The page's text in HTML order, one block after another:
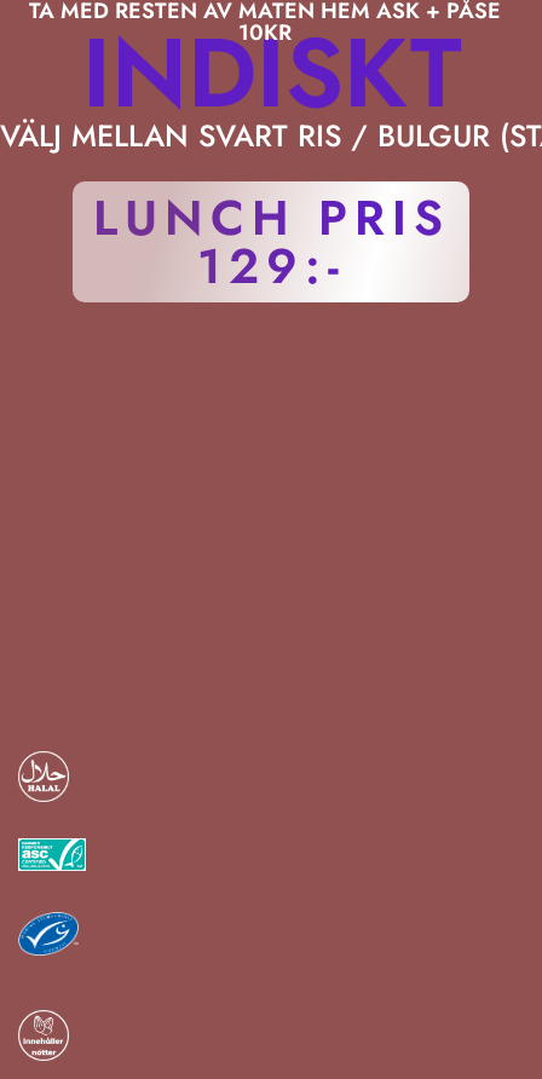
INDISKT
VÄLJ MELLAN SVART RIS / BULGUR
LUNCH PRIS
129:-
TA MED RESTEN AV MATEN HEM ASK + PÅSE
10KR